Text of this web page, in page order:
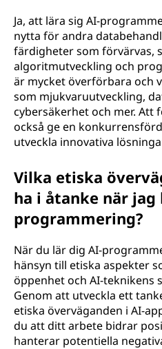
Ja, att lära sig AI-
nytta för andra
färdigheter som förvärvas,
algoritmutveckling och
är mycket överförbara och
som mjukvaruutveckling,
cybersäkerhet och mer. Att
också ge en
utveckla innovativa
Vilka etiska
ha i åtanke när jag
programmering?
När du lär dig AI-
hänsyn till etiska aspekter
öppenhet och AI-teknikens
Genom att utveckla ett
etiska överväganden i AI-
du att ditt arbete bidrar
hanterar potentiella